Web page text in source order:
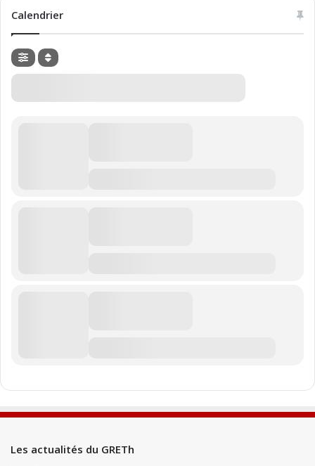
Calendrier
Les actualités du GRETh